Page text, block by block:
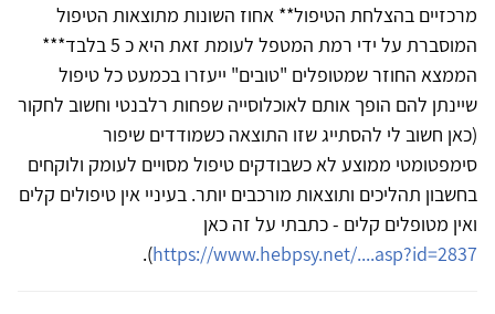
מרכזיים בהצלחת הטיפול** אחוז השונות מתוצאות הטיפול
המוסברת על ידי רמת המטפל לעומת זאת היא כ 5 בלבד***
הממצא החוזר שמטופלים "טובים" ייעזרו בכמעט כל טיפול
שיינתן להם הופך אותם לאוכלוסייה שפחות רלבנטי וחשוב לחקור
(כאן חשוב לי להסתייג שזו התוצאה כשמודדים שיפור
סימפטומטי ממוצע לא כשבודקים טיפול מסויים לעומק ולוקחים
בחשבון תהליכים ותוצאות מורכבים יותר. בעיניי אין טיפולים קלים
ואין מטופלים קלים - כתבתי על זה כאן
https://www.hebpsy.net/....asp?id=2837
).